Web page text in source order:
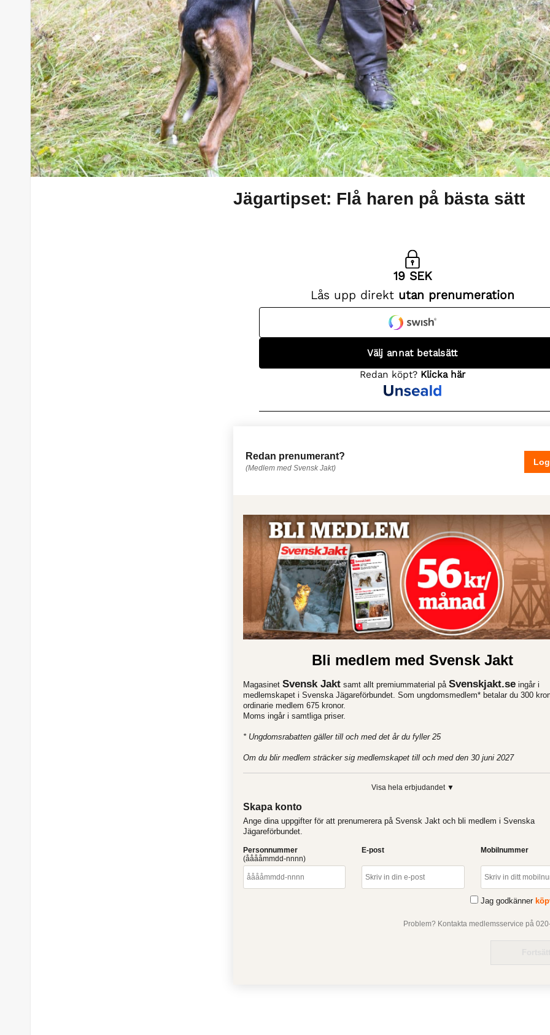
Jägartipset: Flå haren på bästa sätt
Redan prenumerant?
(Medlem med Svensk Jakt)
Bli medlem med Svensk Jakt
Magasinet Svensk Jaktsamt allt premiummaterial på Svenskjakt.seingår i
medlemskapet i Svenska Jägareförbundet. Som ungdomsmedlem* betalar du 300
ordinarie medlem 675 kronor.
Moms ingår i samtliga priser.
* Ungdomsrabatten gäller till och med det år du fyller 25
Om du blir medlem sträcker sig medlemskapet till och med den 30 juni 2027
Visa hela erbjudandet ▼
Skapa konto
Ange dina uppgifter för att prenumerera på Svensk Jakt och bli medlem i Svenska
Jägareförbundet.
Personnummer
(ååååmmdd-nnnn)
E-post Mobilnummer
Jag godkänner
Problem? Kontakta medlemsservice på